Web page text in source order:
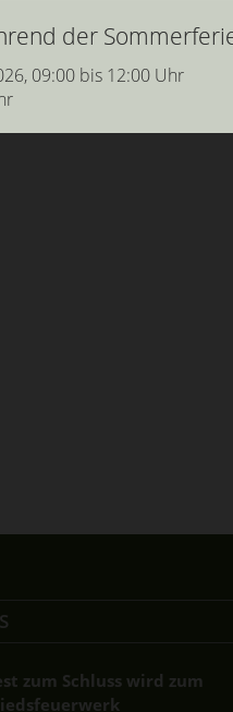
zum Schluss wird zum
der
09:00 bis 12:00 Uhr